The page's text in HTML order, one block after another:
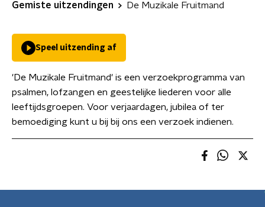
Gemiste uitzendingen De Muzikale Fruitmand
Speel uitzending af
'De Muzikale Fruitmand' is een verzoekprogramma van
psalmen, lofzangen en geestelijke liederen voor alle
leeftijdsgroepen. Voor verjaardagen, jubilea of ter
bemoediging kunt u bij bij ons een verzoek indienen.